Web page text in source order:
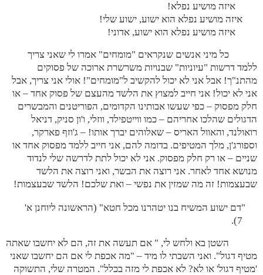
איזה מושיע נפלא!
איזה מושיע נפלא הוא ישוע, ישוע שלי!
איזה מושיע נפלא הוא ישוע, אדוני!
כל מיני אנשים שנקראים "מומחים" אמרו לי שאני צריך
ללמד דרשות "עיוניות" שבנויות משרשרת ארוכה של פסוקים
מהתנ"ך! אבל אני לא יכול להקשיב ל"מומחים"! אולי אני צריך, אבל
אני לא יכול! אני חייב למצוץ את הלשד מהעצם של פסוק אחד – או
חלק מפסוק – כפי שעשו אבותינו הקדומים, הפוריטנים והמבשרים
הדגולים שהלכו אחריהם – כמו ווייטפילד, ווזלי, ו'ון סניק, דניאל
רואולנד, והאוול האריס – שאלוהים יברך אותו! – ג'וזף פארקר,
וספורג'ן, מלך המטיפים. בדומה להם, אני חייב ללמד מפסוק אחד או
שניים – או רק חלק מפסוק. אני לא יכול לתת לדרשה שלי לנדוד
מנושא אחד לאחר. אני רוצה את הבשר, ואני רוצה את הלשד
שבעצמות! זה מה שמזין את נפשי – ואת שלכם! הלשד שבעצמות!
"דם ישוע המשיח בנו יטהרנו מכל חטא" (הראשונה ליוחנן א'
7).
השטן בא ולחש לי, " אם תעשה את זה, הם לא יחשבו שאתה
מטיף דגול". ואני השבתי לו מיד – "מה אכפת לי אם הם יחשבו שאני
'מטיף דגול' או לא? לא אכפת לי מזה בכלל". המטרה שלי, התשוקה